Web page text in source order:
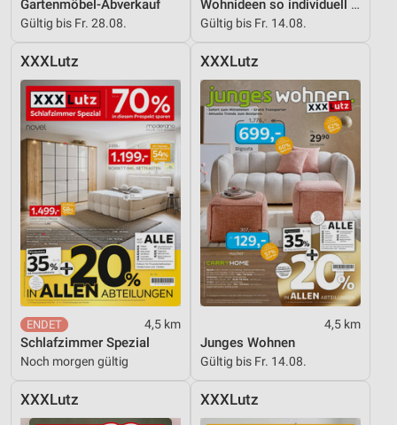
Gartenmöbel-Abverkauf
Gültig bis Fr. 28.08.
Wohnideen so individuell wie du!
Gültig bis Fr. 14.08.
XXXLutz
4,5 km
Schlafzimmer Spezial
Noch morgen gültig
XXXLutz
4,5 km
Junges Wohnen
Gültig bis Fr. 14.08.
XXXLutz XXXLutz